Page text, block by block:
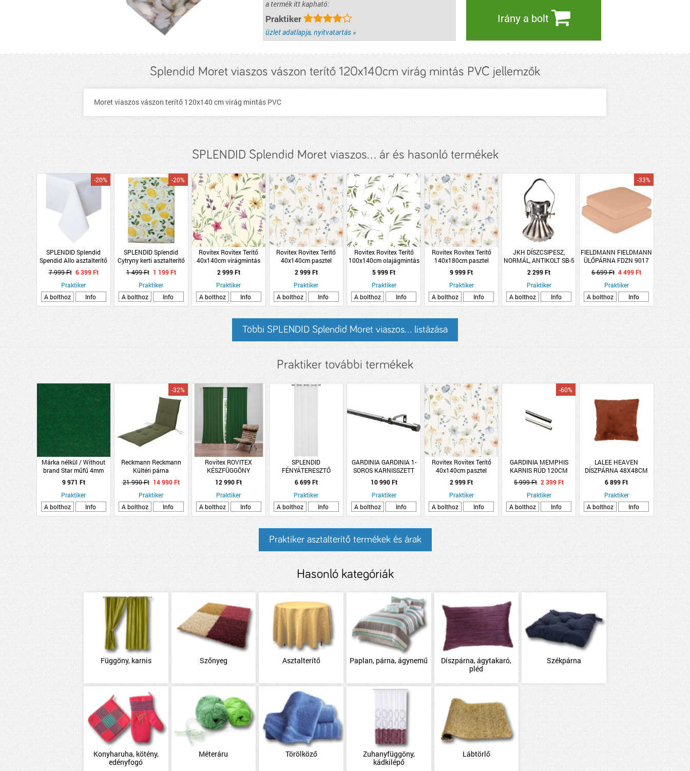
a termék itt kapható:
Praktiker
üzlet adatlapja, nyitvatartás »
Irány a bolt
Splendid Moret viaszos vászon terítő 120x140cm virág mintás PVC jellemzők
Moret viaszos vászon terítő 120x140 cm virág mintás PVC
SPLENDID Splendid Moret viaszos... ár és hasonló termékek
SPLENDID Splendid
Spendid Allo asztalterítő
140x240cm fehér
-20%
7 999 Ft 6 399 Ft
Praktiker
A bolthoz
Info
SPLENDID Splendid
Cytryny kerti asztalterítő
150x180cm citrom mintás
-20%
1 499 Ft 1 199 Ft
Praktiker
A bolthoz
Info
Rovitex Rovitex Terítő
40x140cm virágmintás
poliészter
2 999 Ft
Praktiker
A bolthoz
Info
Rovitex Rovitex Terítő
40x140cm pasztel
virágmintás poliészter
2 999 Ft
Praktiker
A bolthoz
Info
Rovitex Rovitex Terítő
100x140cm olajágmintás
poliészter
5 999 Ft
Praktiker
A bolthoz
Info
Rovitex Rovitex Terítő
140x180cm pasztel
virágmintás poliészter
9 999 Ft
Praktiker
A bolthoz
Info
JKH DÍSZCSIPESZ,
NORMÁL, ANTIKOLT SB-5
2 299 Ft
Praktiker
A bolthoz
Info
FIELDMANN FIELDMANN
ÜLŐPÁRNA FDZN 9017
KRÉM SZÍNŰ
40X33X5CM
-33%
6 699 Ft 4 499 Ft
Praktiker
A bolthoz
Info
Többi SPLENDID Splendid Moret viaszos... listázása
Praktiker további termékek
Márka nélkül / Without
brand Star műfű 4mm
133x300cm
9 971 Ft
Praktiker
A bolthoz
Info
Reckmann Reckmann
Kültéri párna
190x60x8cm
napozóágyhoz, zöld
-32%
21 990 Ft 14 990 Ft
Praktiker
A bolthoz
Info
Rovitex ROVITEX
KÉSZFÜGGÖNY
145X250CM SÖTÉTZÖLD
12 990 Ft
Praktiker
A bolthoz
Info
SPLENDID
FÉNYÁTERESZTŐ
FÜGGÖNY FEHÉR
140X260CM
6 699 Ft
Praktiker
A bolthoz
Info
GARDINIA GARDINIA 1-
SOROS KARNISSZETT
KOS CAP 120-210 CM Ø
16MM, FÉM, NEMESACÉL
10 990 Ft
Praktiker
A bolthoz
Info
Rovitex Rovitex Terítő
40x140cm pasztel
virágmintás poliészter
2 999 Ft
Praktiker
A bolthoz
Info
GARDINIA MEMPHIS
KARNIS RÚD 120CM
-60%
5 999 Ft 2 399 Ft
Praktiker
A bolthoz
Info
LALEE HEAVEN
DÍSZPÁRNA 48X48CM
TERRA
6 899 Ft
Praktiker
A bolthoz
Info
Praktiker asztalterítő termékek és árak
Hasonló kategóriák
Függöny, karnis Szőnyeg Asztalterítő Paplan, párna, ágynemű
Díszpárna, ágytakaró,
pléd
Székpárna
Konyharuha, kötény,
edényfogó
Méteráru Törölköző
Zuhanyfüggöny,
kádkilépő
Lábtörlő